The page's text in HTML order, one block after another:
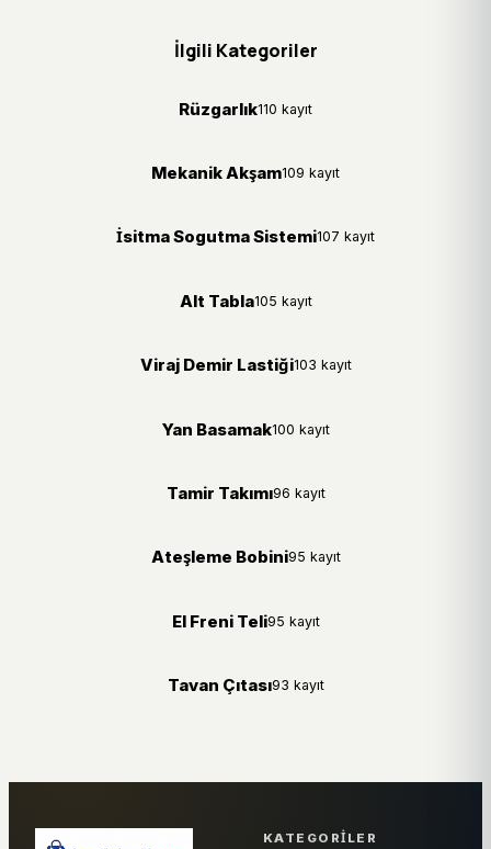
İlgili Kategoriler
Rüzgarlık110 kayıt
Mekanik Akşam109 kayıt
İsitma Sogutma Sistemi107 kayıt
Alt Tabla105 kayıt
Viraj Demir Lastiği103 kayıt
Yan Basamak100 kayıt
Tamir Takımı96 kayıt
Ateşleme Bobini95 kayıt
El Freni Teli95 kayıt
Tavan Çıtası93 kayıt
KATEGORILER